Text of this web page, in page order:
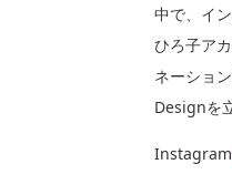
中で、イ
ひろ子ア
ネーショ
Designを